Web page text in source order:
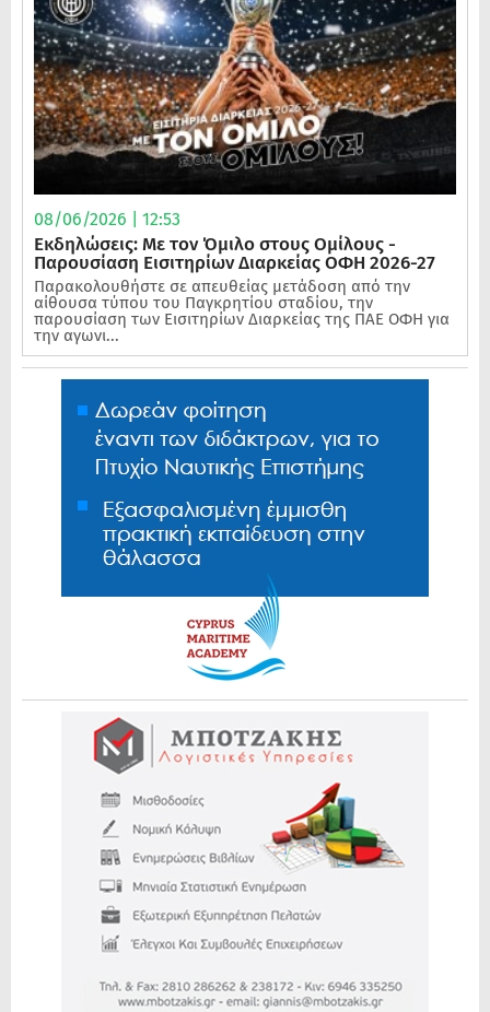
08/06/2026 | 12:53
Εκδηλώσεις: Με τον Όμιλο στους Ομίλους -
Παρουσίαση Εισιτηρίων Διαρκείας ΟΦΗ 2026-27
Παρακολουθήστε σε απευθείας μετάδοση από την
αίθουσα τύπου του Παγκρητίου σταδίου, την
παρουσίαση των Εισιτηρίων Διαρκείας της ΠΑΕ ΟΦΗ για
την αγωνι...